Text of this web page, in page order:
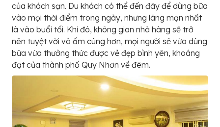
của khách sạn. Du khách có thể đến đây để dùng bữa
vào mọi thời điểm trong ngày, nhưng lãng mạn nhất
là vào buổi tối. Khi đó, không gian nhà hàng sẽ trở
nên tuyệt vời và ấm cúng hơn, mọi người sẽ vừa dùng
bữa vừa thưởng thức được vẻ đẹp bình yên, khoáng
đạt của thành phố Quy Nhơn về đêm.